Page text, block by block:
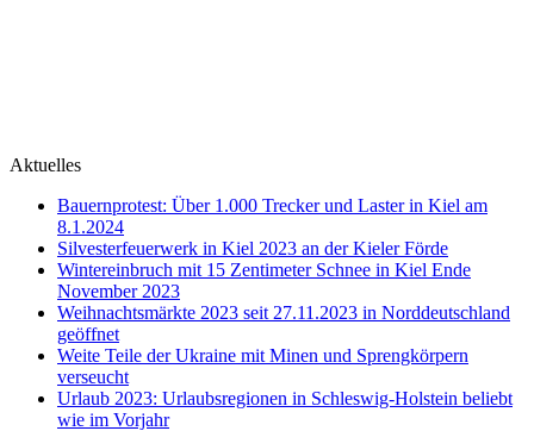
Aktuelles
Bauernprotest: Über 1.000 Trecker und Laster in Kiel am
8.1.2024
Silvesterfeuerwerk in Kiel 2023 an der Kieler Förde
Wintereinbruch mit 15 Zentimeter Schnee in Kiel Ende
November 2023
Weihnachtsmärkte 2023 seit 27.11.2023 in Norddeutschland
geöffnet
Weite Teile der Ukraine mit Minen und Sprengkörpern
verseucht
Urlaub 2023: Urlaubsregionen in Schleswig-Holstein beliebt
wie im Vorjahr